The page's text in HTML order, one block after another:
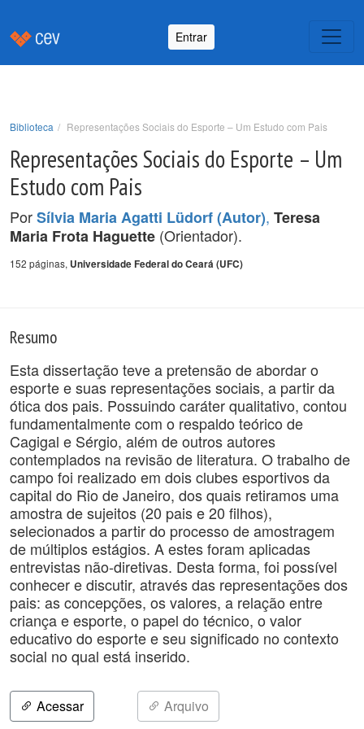
Entrar
Biblioteca Representações Sociais do Esporte – Um Estudo com Pais
Representações Sociais do Esporte – Um
Estudo com Pais
PorSílvia Maria Agatti Lüdorf (Autor), Teresa
Maria Frota Haguette (Orientador).
152 páginas, Universidade Federal do Ceará (UFC)
Resumo
Esta dissertação teve a pretensão de abordar o
esporte e suas representações sociais, a partir da
ótica dos pais. Possuindo caráter qualitativo, contou
fundamentalmente com o respaldo teórico de
Cagigal e Sérgio, além de outros autores
contemplados na revisão de literatura. O trabalho de
campo foi realizado em dois clubes esportivos da
capital do Rio de Janeiro, dos quais retiramos uma
amostra de sujeitos (20 pais e 20 filhos),
selecionados a partir do processo de amostragem
de múltiplos estágios. A estes foram aplicadas
entrevistas não-diretivas. Desta forma, foi possível
conhecer e discutir, através das representações dos
pais: as concepções, os valores, a relação entre
criança e esporte, o papel do técnico, o valor
educativo do esporte e seu significado no contexto
social no qual está inserido.
Acessar Arquivo